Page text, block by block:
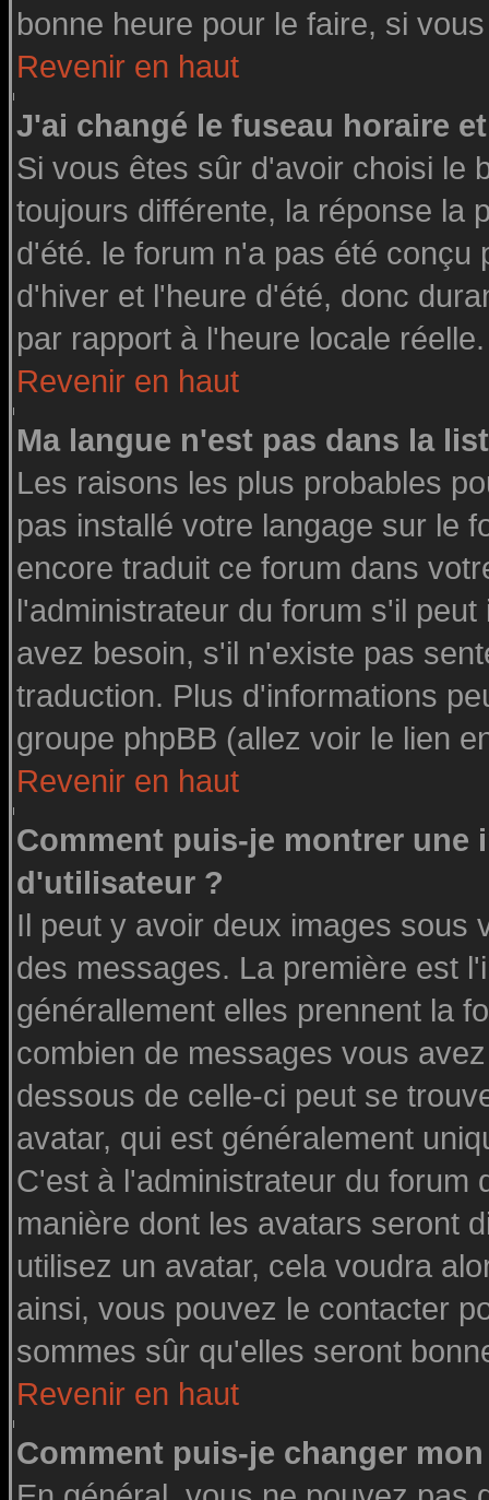
bonne heure pour le faire, si
Revenir en haut
J'ai changé le fuseau horaire
Si vous êtes sûr d'avoir choisi le
toujours différente, la réponse la
d'été. le forum n'a pas été conçu
d'hiver et l'heure d'été, donc
par rapport à l'heure locale réelle.
Revenir en haut
Ma langue n'est pas dans la
Les raisons les plus probables
pas installé votre langage sur le
encore traduit ce forum dans
l'administrateur du forum s'il
avez besoin, s'il n'existe pas
traduction. Plus d'informations
groupe phpBB (allez voir le lien
Revenir en haut
Comment puis-je montrer une
d'utilisateur ?
Il peut y avoir deux images sous
des messages. La première est
générallement elles prennent la
combien de messages vous
dessous de celle-ci peut se
avatar, qui est généralement
C'est à l'administrateur du forum
manière dont les avatars seront
utilisez un avatar, cela voudra
ainsi, vous pouvez le contacter
sommes sûr qu'elles seront
Revenir en haut
Comment puis-je changer